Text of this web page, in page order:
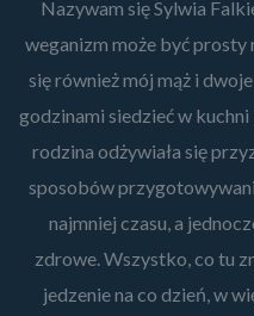
Nazywam się Sylwia
weganizm może być prosty
się również mój mąż i
godzinami siedzieć w
rodzina odżywiała się
sposobów
najmniej czasu, a
zdrowe. Wszystko, co tu
jedzenie na co dzień, w